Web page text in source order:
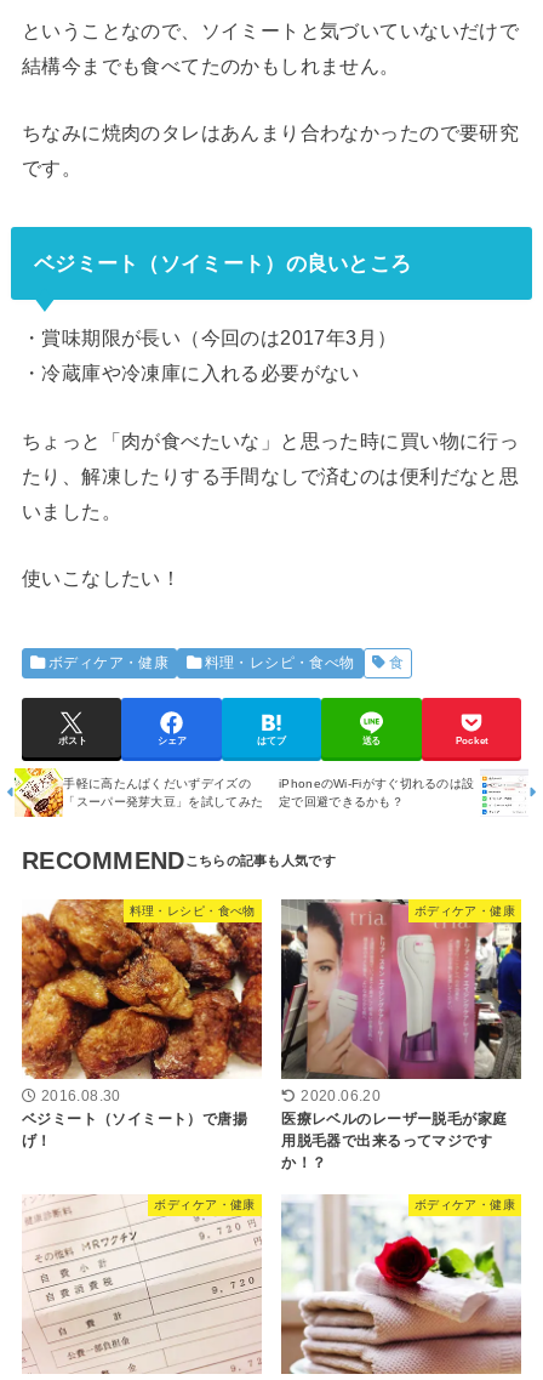
ということなので、ソイミートと気づいていないだけで
結構今までも食べてたのかもしれません。
ちなみに焼肉のタレはあんまり合わなかったので要研究
です。
ベジミート（ソイミート）の良いところ
・賞味期限が長い（今回のは2017年3月）
・冷蔵庫や冷凍庫に入れる必要がない
ちょっと「肉が食べたいな」と思った時に買い物に行っ
たり、解凍したりする手間なしで済むのは便利だなと思
いました。
使いこなしたい！
ボディケア・健康 料理・レシピ・食べ物 食
ポスト シェア はてブ 送る Pocket
手軽に高たんぱくだいずデイズの
「スーパー発芽大豆」を試してみた
iPhoneのWi-Fiがすぐ切れるのは設
定で回避できるかも？
RECOMMEND
料理・レシピ・食べ物
2016.08.30
ベジミート（ソイミート）で唐揚
げ！
ボディケア・健康
2020.06.20
医療レベルのレーザー脱毛が家庭
用脱毛器で出来るってマジです
か！？
ボディケア・健康 ボディケア・健康